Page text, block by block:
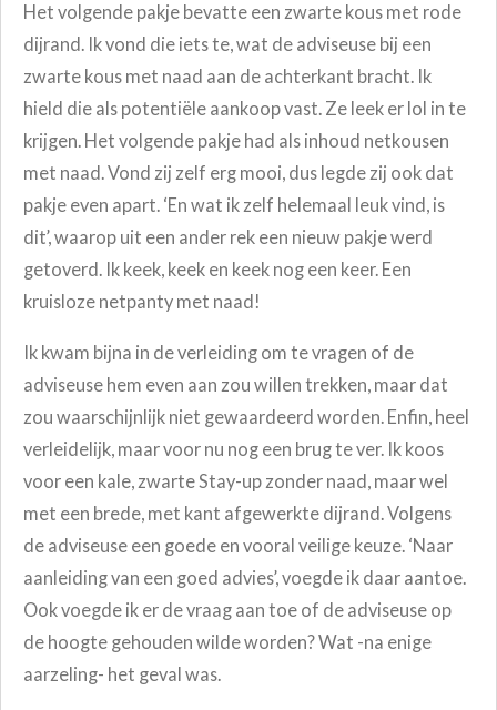
Het volgende pakje bevatte een zwarte kous met rode
dijrand. Ik vond die iets te, wat de adviseuse bij een
zwarte kous met naad aan de achterkant bracht. Ik
hield die als potentiële aankoop vast. Ze leek er lol in te
krijgen. Het volgende pakje had als inhoud netkousen
met naad. Vond zij zelf erg mooi, dus legde zij ook dat
pakje even apart. ‘En wat ik zelf helemaal leuk vind, is
dit’, waarop uit een ander rek een nieuw pakje werd
getoverd. Ik keek, keek en keek nog een keer. Een
kruisloze netpanty met naad!
Ik kwam bijna in de verleiding om te vragen of de
adviseuse hem even aan zou willen trekken, maar dat
zou waarschijnlijk niet gewaardeerd worden. Enfin, heel
verleidelijk, maar voor nu nog een brug te ver. Ik koos
voor een kale, zwarte Stay-up zonder naad, maar wel
met een brede, met kant afgewerkte dijrand. Volgens
de adviseuse een goede en vooral veilige keuze. ‘Naar
aanleiding van een goed advies’, voegde ik daar aantoe.
Ook voegde ik er de vraag aan toe of de adviseuse op
de hoogte gehouden wilde worden? Wat -na enige
aarzeling- het geval was.